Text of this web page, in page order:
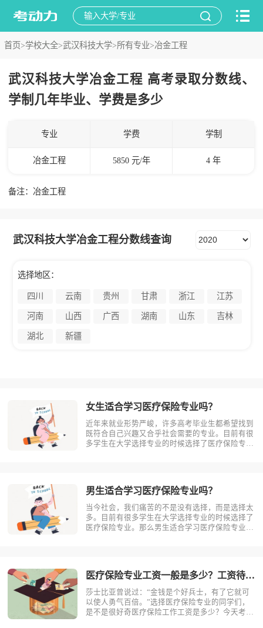
首页>学校大全>武汉科技大学>所有专业>冶金工程
武汉科技大学冶金工程 高考录取分数线、
学制几年毕业、学费是多少
专业 学费 学制
冶金工程 5850 元/年 4 年
备注：冶金工程
武汉科技大学冶金工程分数线查询
选择地区：
四川 云南 贵州 甘肃 浙江 江苏
河南 山西 广西 湖南 山东 吉林
湖北 新疆
女生适合学习医疗保险专业吗？
近年来就业形势严峻，许多高考毕业生都希望找到
既符合自己兴趣又合乎社会需要的专业。目前有很
多学生在大学选择专业的时候选择了医疗保险专
么？医疗保险，是指以保险合同约定的医疗?
男生适合学习医疗保险专业吗？
当今社会，我们痛苦的不是没有选择，而是选择太
多。目前有很多学生在大学选择专业的时候选择了
医疗保险专业。那么男生适合学习医疗保险专业
医疗保险专业工资一般是多少？工资待遇好吗？
莎士比亚曾说过：“金钱是个好兵士，有了它就可
以使人勇气百倍。”选择医疗保险专业的同学们，
是不是很好奇医疗保险工作工资是多少？今天考动